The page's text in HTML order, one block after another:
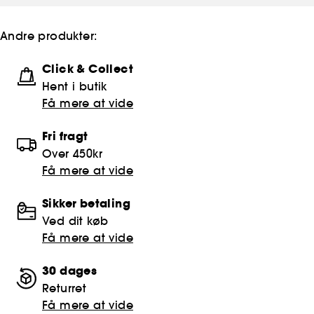
Andre produkter:
Click & Collect
Hent i butik
Få mere at vide
Fri fragt
Over 450kr
Få mere at vide
Sikker betaling
Ved dit køb
Få mere at vide
30 dages
Returret
Få mere at vide